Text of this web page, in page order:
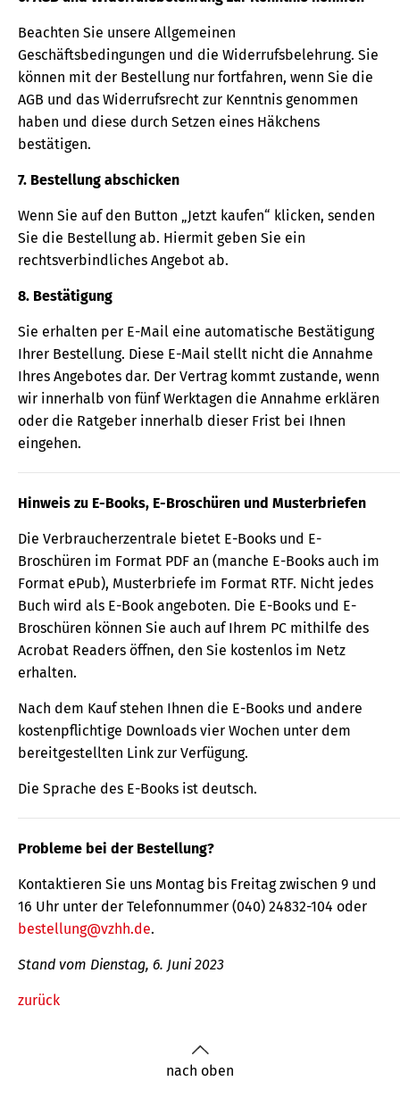
Beachten Sie unsere Allgemeinen
Geschäftsbedingungen und die Widerrufsbelehrung. Sie
können mit der Bestellung nur fortfahren, wenn Sie die
AGB und das Widerrufsrecht zur Kenntnis genommen
haben und diese durch Setzen eines Häkchens
bestätigen.
7. Bestellung abschicken
Wenn Sie auf den Button „Jetzt kaufen“ klicken, senden
Sie die Bestellung ab. Hiermit geben Sie ein
rechtsverbindliches Angebot ab.
8. Bestätigung
Sie erhalten per E-Mail eine automatische Bestätigung
Ihrer Bestellung. Diese E-Mail stellt nicht die Annahme
Ihres Angebotes dar. Der Vertrag kommt zustande, wenn
wir innerhalb von fünf Werktagen die Annahme erklären
oder die Ratgeber innerhalb dieser Frist bei Ihnen
eingehen.
Hinweis zu E-Books, E-Broschüren und Musterbriefen
Die Verbraucherzentrale bietet E-Books und E-
Broschüren im Format PDF an (manche E-Books auch im
Format ePub), Musterbriefe im Format RTF. Nicht jedes
Buch wird als E-Book angeboten. Die E-Books und E-
Broschüren können Sie auch auf Ihrem PC mithilfe des
Acrobat Readers öffnen, den Sie kostenlos im Netz
erhalten.
Nach dem Kauf stehen Ihnen die E-Books und andere
kostenpflichtige Downloads vier Wochen unter dem
bereitgestellten Link zur Verfügung.
Die Sprache des E-Books ist deutsch.
Probleme bei der Bestellung?
Kontaktieren Sie uns Montag bis Freitag zwischen 9 und
16 Uhr unter der Telefonnummer (040) 24832-104 oder
bestellung@vzhh.de.
Stand vom Dienstag, 6. Juni 2023
zurück
nach oben